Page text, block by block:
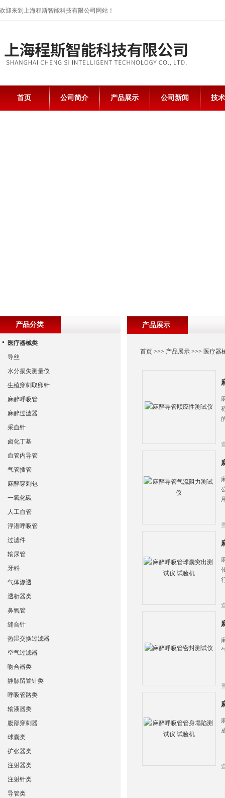
欢迎来到上海程斯智能科技有限公司网站！
首页 公司简介 产品展示 公司新闻 技
产品展示
首页 >>> 产品展示 >>> 医疗器
产品分类
医疗器械类
导丝
水分损失测量仪
生殖穿刺取卵针
麻醉呼吸管
麻醉过滤器
采血针
卤化丁基
血管内导管
气管插管
麻醉穿刺包
一氧化碳
人工血管
浮潜呼吸管
过滤件
输尿管
牙科
气体渗透
透析器类
鼻氧管
缝合针
热湿交换过滤器
空气过滤器
吻合器类
静脉留置针类
呼吸管路类
输液器类
腹部穿刺器
球囊类
扩张器类
注射器类
注射针类
导管类